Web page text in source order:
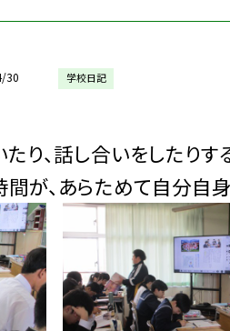
30 学校日記
り、話し合いをしたり
間が、あらためて自分自